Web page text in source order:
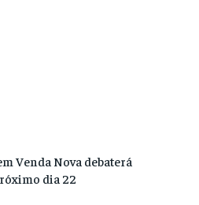
Venda Nova debaterá
dia 22